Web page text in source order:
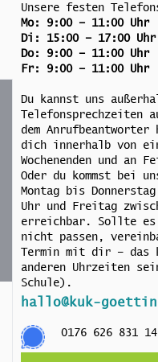
Unsere festen
Mo: 9:00 – 11:00 Uhr
Di: 15:00 – 17:00 Uhr
Do: 9:00 – 11:00 Uhr
Fr: 9:00 – 11:00 Uhr
Du kannst uns
Telefonsprechzeiten
dem
dich innerhalb von
Wochenenden und an
Oder du kommst bei
Montag bis
Uhr und Freitag
erreichbar. Sollte
nicht passen,
Termin mit dir – das
anderen Uhrzeiten
Schule).
hallo@kuk-
0176 626 831 14